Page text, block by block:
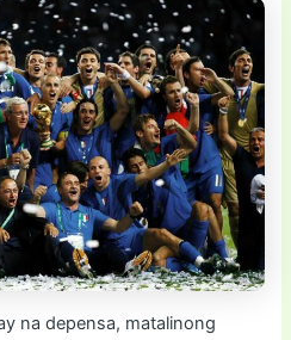
na depensa, matalinong